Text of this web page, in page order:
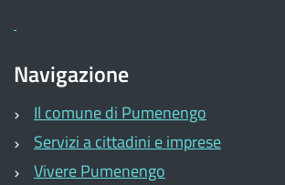
Navigazione
Il comune di Pumenengo
Servizi a cittadini e imprese
Vivere Pumenengo